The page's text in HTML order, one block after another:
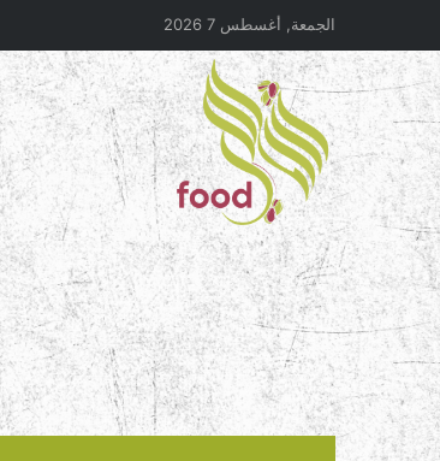
الجمعة, أغسطس 7 2026